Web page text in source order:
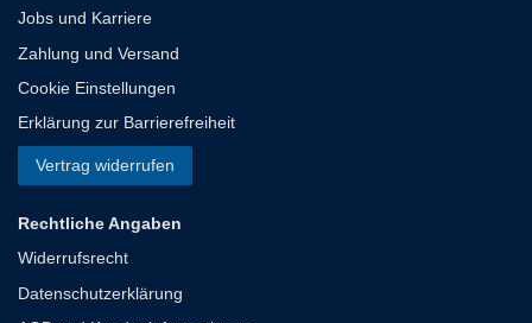
Jobs und Karriere
Zahlung und Versand
Cookie Einstellungen
Erklärung zur Barrierefreiheit
Vertrag widerrufen
Rechtliche Angaben
Widerrufsrecht
Datenschutzerklärung